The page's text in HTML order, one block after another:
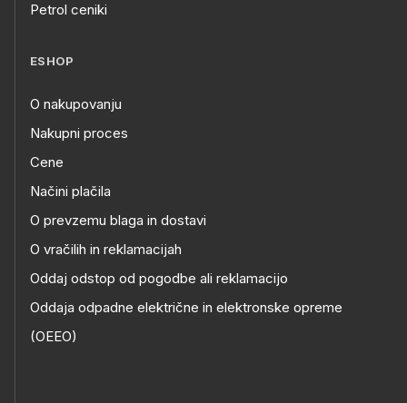
Petrol ceniki
ESHOP
O nakupovanju
Nakupni proces
Cene
Načini plačila
O prevzemu blaga in dostavi
O vračilih in reklamacijah
Oddaj odstop od pogodbe ali reklamacijo
Oddaja odpadne električne in elektronske opreme
(OEEO)